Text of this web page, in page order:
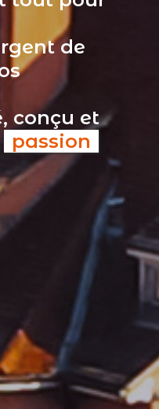
de
conçu et
passion